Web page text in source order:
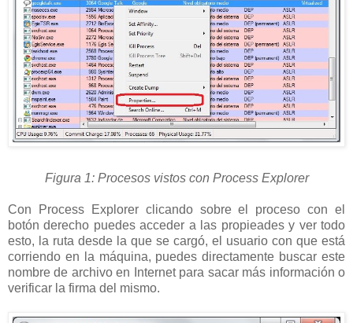
Figura 1: Procesos vistos con Process Explorer
Con Process Explorer clicando sobre el proceso con el
botón derecho puedes acceder a las propieades y ver todo
esto, la ruta desde la que se cargó, el usuario con que está
corriendo en la máquina, puedes directamente buscar este
nombre de archivo en Internet para sacar más información o
verificar la firma del mismo.